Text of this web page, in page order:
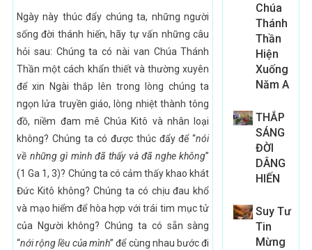
Ngày này thúc đẩy chúng ta, những người
sống đời thánh hiến, hãy tự vấn những câu
hỏi sau: Chúng ta có nài van Chúa Thánh
Thần một cách khẩn thiết và thường xuyên
để xin Ngài thắp lên trong lòng chúng ta
ngọn lửa truyền giáo, lòng nhiệt thành tông
đồ, niềm đam mê Chúa Kitô và nhân loại
không? Chúng ta có được thúc đẩy để “nói
về những gì mình đã thấy và đã nghe không”
(1 Ga 1, 3)? Chúng ta có cảm thấy khao khát
Đức Kitô không? Chúng ta có chịu đau khổ
và mạo hiểm để hòa hợp với trái tim mục tử
của Người không? Chúng ta có sẵn sàng
“nới rộng lều của mình” để cùng nhau bước đi
Chúa
Thánh
Thần
Hiện
Xuống
Năm A
THẮP
SÁNG
ĐỜI
DÂNG
HIẾN
Suy Tư
Tin
Mừng